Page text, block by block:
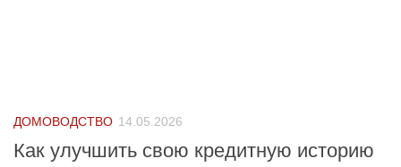
ДОМОВОДСТВО 14.05.2026
Как улучшить свою кредитную историю